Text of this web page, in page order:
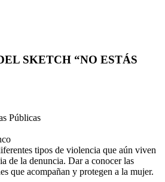
SKETCH “NO ESTÁS
Públicas
tipos de violencia que aún viven
de la denuncia. Dar a conocer las
que acompañan y protegen a la mujer.